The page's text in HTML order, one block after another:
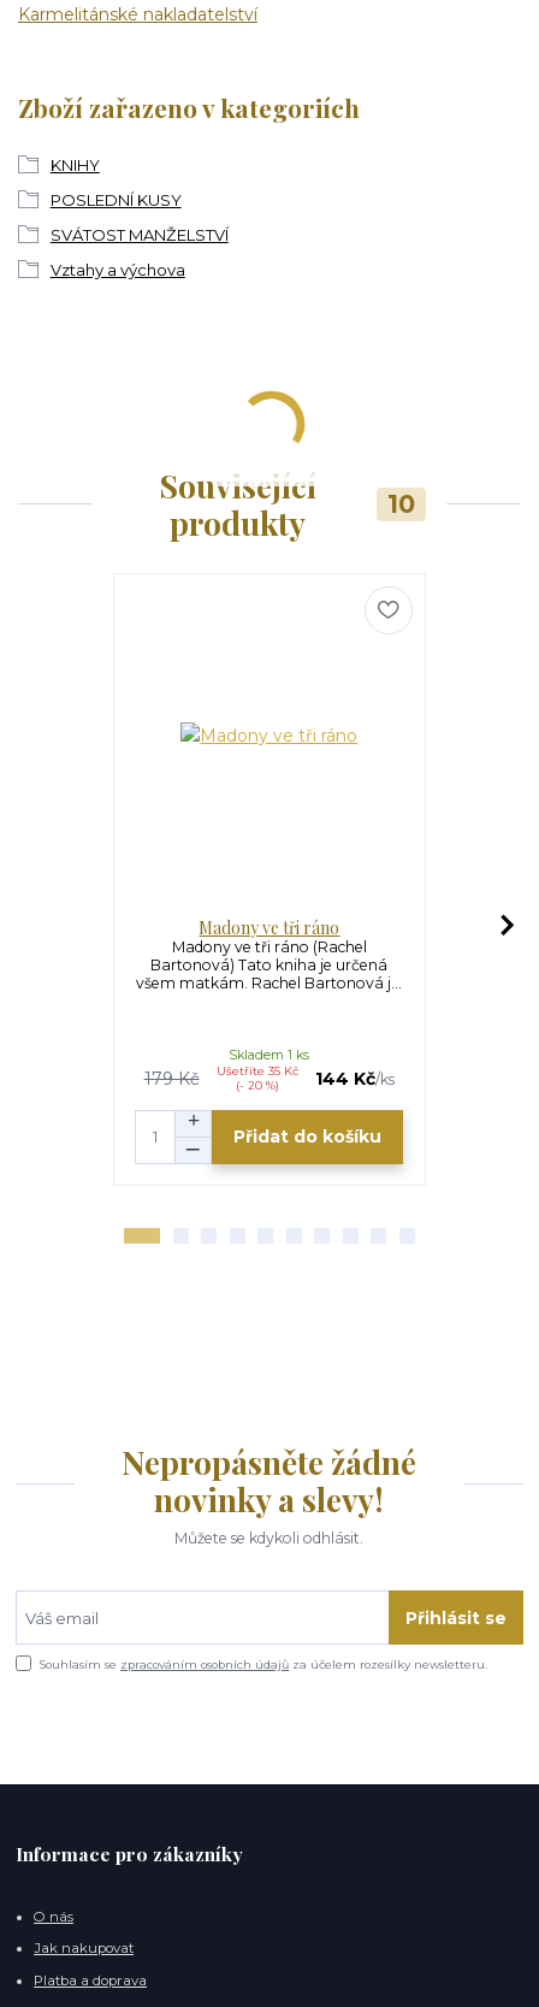
Karmelitánské nakladatelství
Zboží zařazeno v kategoriích
KNIHY
POSLEDNÍ KUSY
SVÁTOST MANŽELSTVÍ
Vztahy a výchova
Související
produkty
10
Madony ve tři ráno
Madony ve tři ráno (Rachel
Bartonová) Tato kniha je určená
všem matkám. Rachel Bartonová j...
179 Kč
Ušetříte 35 Kč
(- 20 %)
144 Kč/ks
Skladem 1 ks
Přidat do košíku
Nepropásněte žádné
novinky a slevy!
Můžete se kdykoli odhlásit.
Přihlásit se
Souhlasím se zpracováním osobních údajů za účelem rozesílky newsletteru.
Informace pro zákazníky
O nás
Jak nakupovat
Platba a doprava